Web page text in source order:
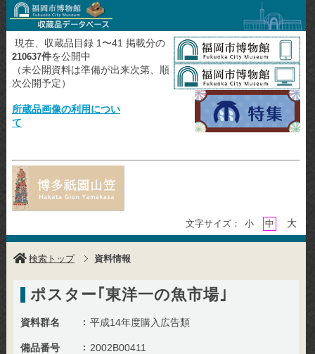
現在、収蔵品目録 1〜41 掲載分の
210637件を公開中
（未公開資料は準備が出来次第、順
次公開予定）
所蔵品画像の利用につい
て
文字サイズ： 小 中 大
検索トップ 資料情報
ポスター｢東洋一の魚市場｣
資料群名 平成14年度購入広告類
備品番号 2002B00411